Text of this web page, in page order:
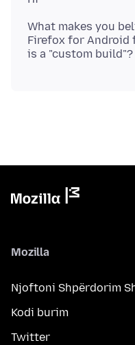
What makes you
Firefox for Android
Mozilla
Njoftoni Shpërdorim
Kodi burim
Twitter